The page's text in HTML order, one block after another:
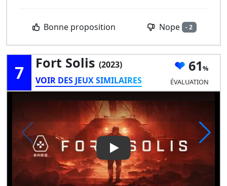
Bonne proposition Nope - 2
7 Fort Solis (2023)
VOIR DES JEUX SIMILAIRES
61
ÉVALUATION
Play Video: Fort Solis